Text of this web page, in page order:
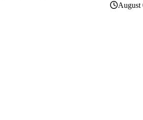
August